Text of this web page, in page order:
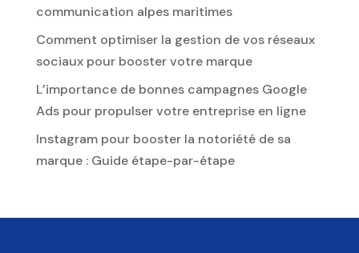
communication alpes maritimes
Comment optimiser la gestion de vos réseaux
sociaux pour booster votre marque
L’importance de bonnes campagnes Google
Ads pour propulser votre entreprise en ligne
Instagram pour booster la notoriété de sa
marque : Guide étape-par-étape